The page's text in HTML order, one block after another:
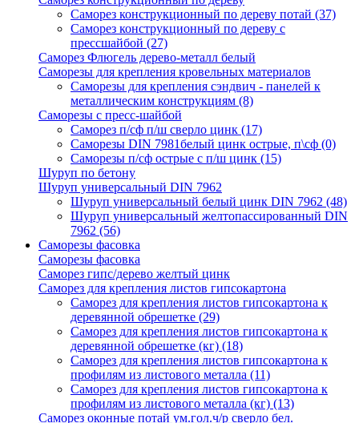
Саморез конструкционный по дереву потай (37)
Саморез конструкционный по дереву с
прессшайбой (27)
Саморез Флюгель дерево-металл белый
Саморезы для крепления кровельных материалов
Саморезы для крепления сэндвич - панелей к
металлическим конструкциям (8)
Саморезы с пресс-шайбой
Саморез п/сф п/ш сверло цинк (17)
Саморезы DIN 7981белый цинк острые, п\сф (0)
Саморезы п/сф острые с п/ш цинк (15)
Шуруп по бетону
Шуруп универсальный DIN 7962
Шуруп универсальный белый цинк DIN 7962 (48)
Шуруп универсальный желтопассированный DIN
7962 (56)
Саморезы фасовка
Саморезы фасовка
Саморез гипс/дерево желтый цинк
Саморез для крепления листов гипсокартона
Саморез для крепления листов гипсокартона к
деревянной обрешетке (29)
Саморез для крепления листов гипсокартона к
деревянной обрешетке (кг) (18)
Саморез для крепления листов гипсокартона к
профилям из листового металла (11)
Саморез для крепления листов гипсокартона к
профилям из листового металла (кг) (13)
Саморез оконные потай ум.гол.ч/р сверло бел.